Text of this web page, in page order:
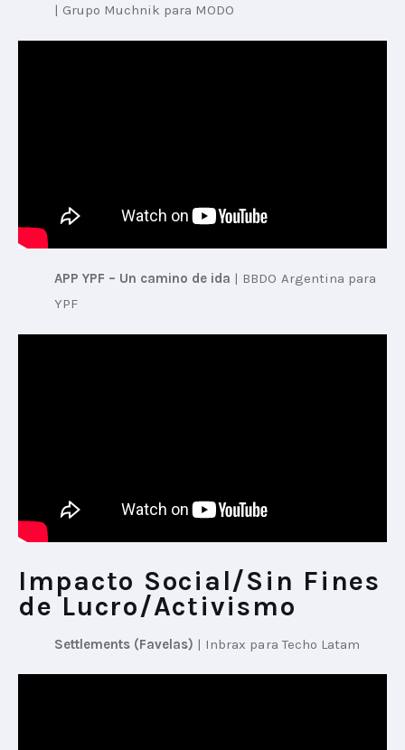
| Grupo Muchnik para MODO
APP YPF – Un camino de ida | BBDO Argentina para
YPF
Impacto Social/Sin Fines
de Lucro/Activismo
Settlements (Favelas) | Inbrax para Techo Latam